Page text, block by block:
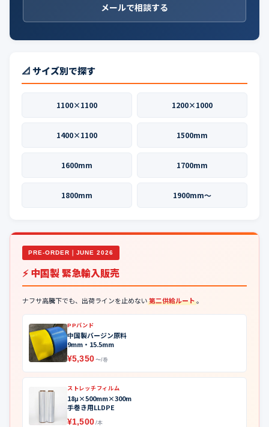
メールで相談する
📐 サイズ別で探す
1100×1100 1200×1000
1400×1100 1500mm
1600mm 1700mm
1800mm 1900mm〜
PRE-ORDER｜JUNE 2026
⚡ 中国製 緊急輸入販売
ナフサ高騰下でも、出荷ラインを止めない第二供給ルート。
PPバンド
中国製バージン原料
9mm・15.5mm
¥5,350 〜/巻
ストレッチフィルム
18μ×500mm×300m
手巻き用LLDPE
¥1,500 /本